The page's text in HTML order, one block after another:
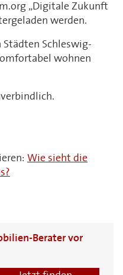
„Digitale Zukunft
werden.
Städten Schleswig-
wohnen
Wie sieht die
Berater vor